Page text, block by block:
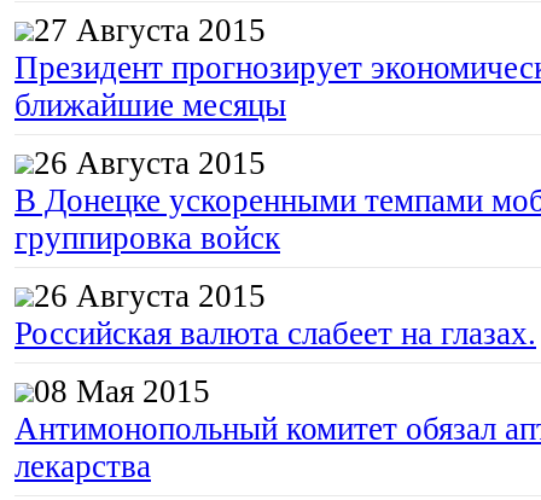
27 Августа 2015
Президент прогнозирует
ближайшие месяцы
26 Августа 2015
В Донецке ускоренными темпами
группировка войск
26 Августа 2015
Российская валюта слабеет на глазах.
08 Мая 2015
Антимонопольный комитет обязал
лекарства